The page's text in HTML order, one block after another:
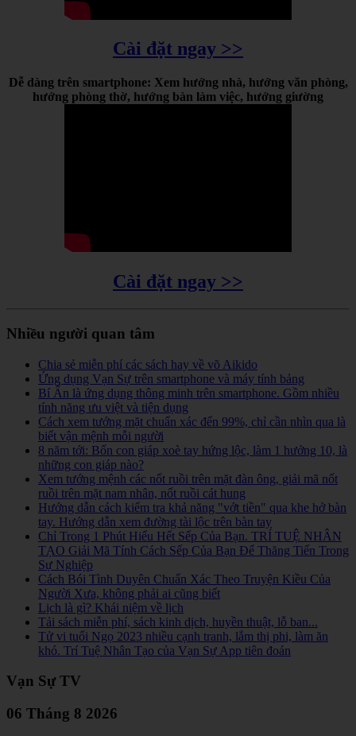
Cài đặt ngay >>
Dễ dàng trên smartphone: Xem hướng nhà, hướng văn phòng,
hướng phòng thờ, hướng bàn làm việc, hướng giường
Cài đặt ngay >>
Nhiều người quan tâm
Chia sẻ miễn phí các sách hay về võ Aikido
Ứng dụng Vạn Sự trên smartphone và máy tính bảng
Bí Ẩn là ứng dụng thông minh trên smartphone. Gồm nhiều
tính năng ưu việt và tiện dụng
Cách xem tướng mặt chuẩn xác đến 99%, chỉ cần nhìn qua là
biết vận mệnh mỗi người
8 năm tới: Bốn con giáp xoè tay hứng lộc, làm 1 hưởng 10, là
những con giáp nào?
Xem tướng mệnh các nốt ruồi trên mặt đàn ông, giải mã nốt
ruồi trên mặt nam nhân, nốt ruồi cát hung
Hướng dẫn cách kiểm tra khả năng "vớt tiền" qua khe hở bàn
tay. Hướng dẫn xem đường tài lộc trên bàn tay
Chỉ Trong 1 Phút Hiểu Hết Sếp Của Bạn. TRÍ TUỆ NHÂN
TẠO Giải Mã Tính Cách Sếp Của Bạn Để Thăng Tiến Trong
Sự Nghiệp
Cách Bói Tình Duyên Chuẩn Xác Theo Truyện Kiều Của
Người Xưa, không phải ai cũng biết
Lịch là gì? Khái niệm về lịch
Tải sách miễn phí, sách kinh dịch, huyền thuật, lỗ ban...
Tử vi tuổi Ngọ 2023 nhiều cạnh tranh, lắm thị phi, làm ăn
khó. Trí Tuệ Nhân Tạo của Vạn Sự App tiên đoán
Vạn Sự TV
06 Tháng 8 2026